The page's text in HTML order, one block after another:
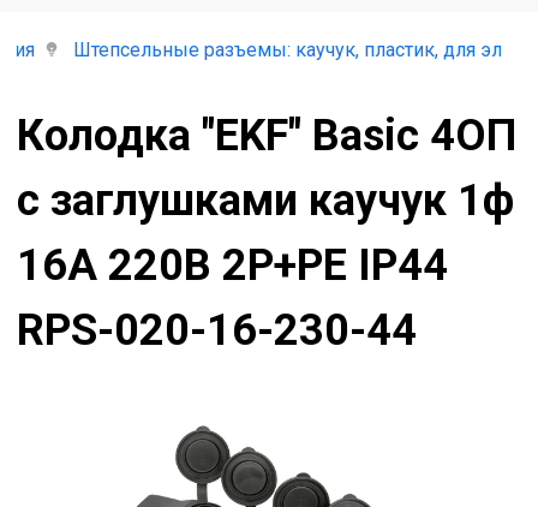
Штепсельные разъемы: каучук, пластик, для
Колодка "EKF" Basic 4ОП
с заглушками каучук 1ф
16А 220В 2P+PE IP44
RPS-020-16-230-44